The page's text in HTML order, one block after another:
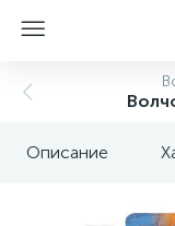
Описание